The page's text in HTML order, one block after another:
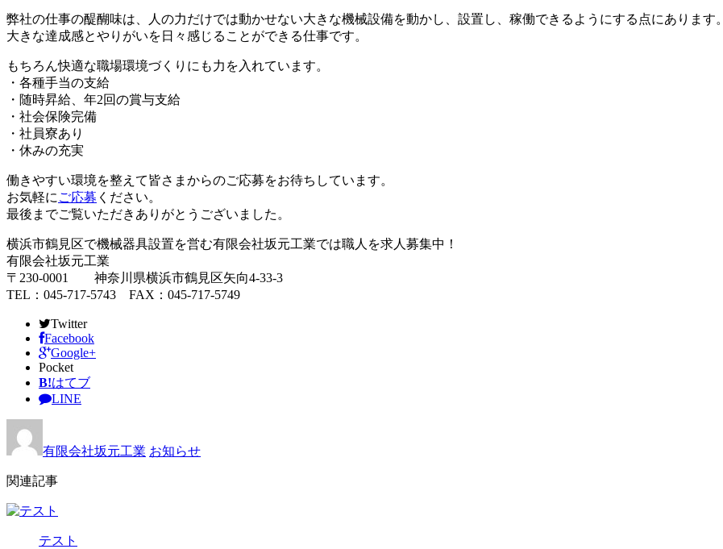
弊社の仕事の醍醐味は、人の力だけでは動かせない大きな機械設備を動かし、設置し、稼働できるようにする点にあります。
大きな達成感とやりがいを日々感じることができる仕事です。
もちろん快適な職場環境づくりにも力を入れています。
・各種手当の支給
・随時昇給、年2回の賞与支給
・社会保険完備
・社員寮あり
・休みの充実
働きやすい環境を整えて皆さまからのご応募をお待ちしています。
お気軽に ご応募 ください。
最後までご覧いただきありがとうございました。
横浜市鶴見区で機械器具設置を営む有限会社坂元工業では職人を求人募集中！
有限会社坂元工業
〒230-0001 神奈川県横浜市鶴見区矢向4-33-3
TEL：045-717-5743 FAX：045-717-5749
Twitter
Facebook
Google+
Pocket
B!はてブ
LINE
有限会社坂元工業 お知らせ
関連記事
テスト